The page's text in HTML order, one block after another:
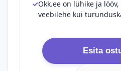
Okk.ee on lühike ja
veebilehe kui
Esita